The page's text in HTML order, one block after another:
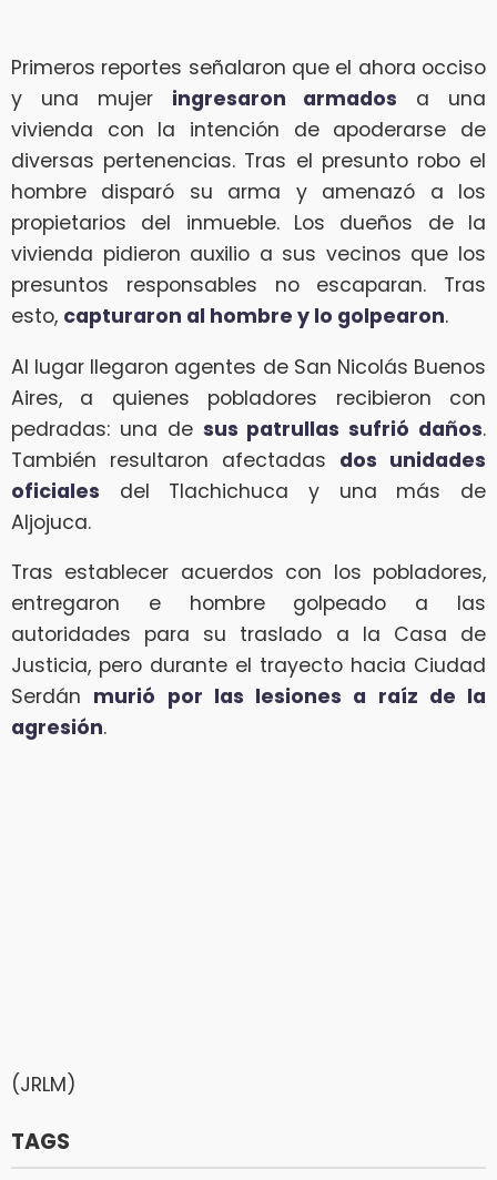
Primeros reportes señalaron que el ahora occiso
y una mujer ingresaron armados a una
vivienda con la intención de apoderarse de
diversas pertenencias. Tras el presunto robo el
hombre disparó su arma y amenazó a los
propietarios del inmueble. Los dueños de la
vivienda pidieron auxilio a sus vecinos que los
presuntos responsables no escaparan. Tras
esto, capturaron al hombre y lo golpearon.
Al lugar llegaron agentes de San Nicolás Buenos
Aires, a quienes pobladores recibieron con
pedradas: una de sus patrullas sufrió daños.
También resultaron afectadas dos unidades
oficiales del Tlachichuca y una más de
Aljojuca.
Tras establecer acuerdos con los pobladores,
entregaron e hombre golpeado a las
autoridades para su traslado a la Casa de
Justicia, pero durante el trayecto hacia Ciudad
Serdán murió por las lesiones a raíz de la
agresión.
(JRLM)
TAGS